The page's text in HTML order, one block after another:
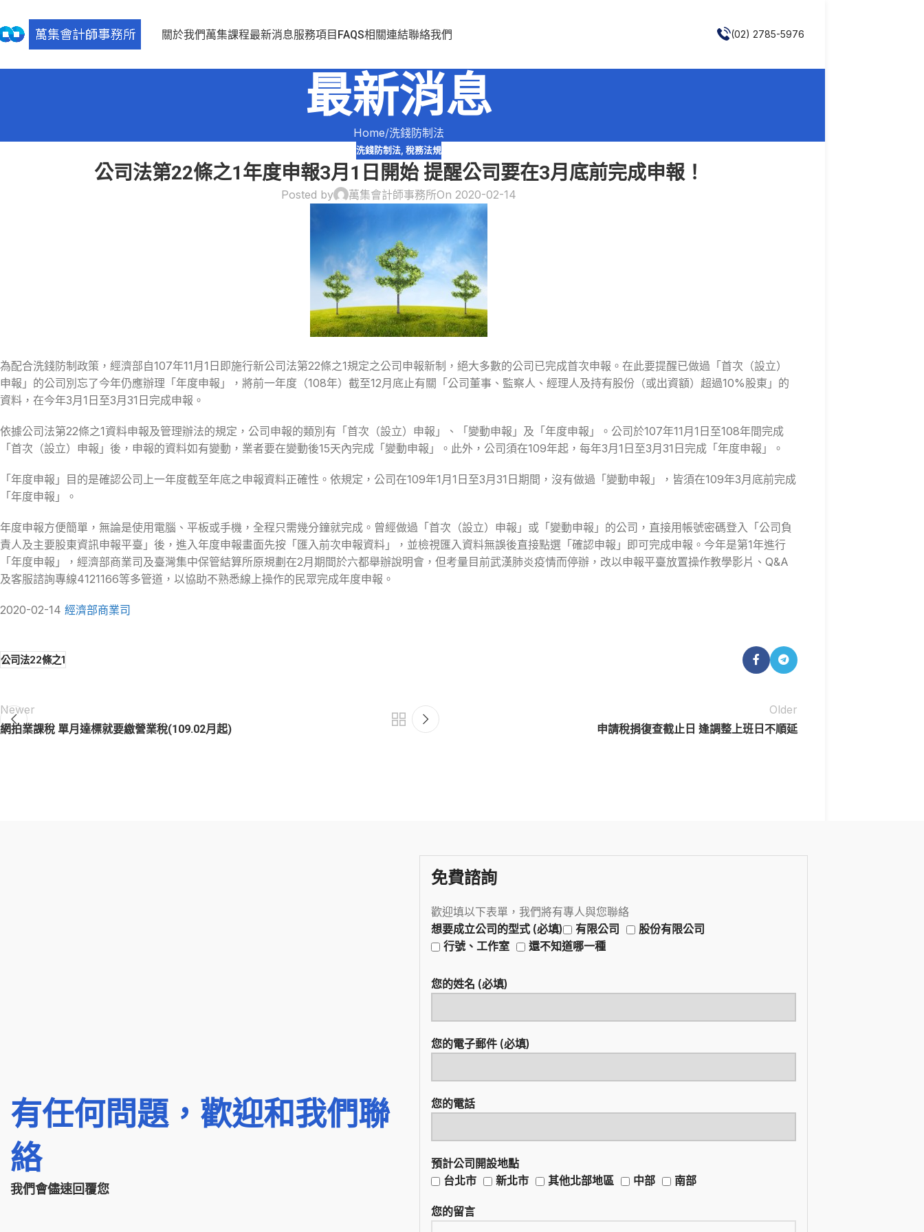
關於我們萬集課程最新消息服務項目 FAQS相關連結聯絡我們 (02) 2785-5976
最新消息
Home 洗錢防制法
洗錢防制法, 稅務法規
公司法第22條之1年度申報3月1日開始 提醒公司要在3月底前完成申報！
Posted by 萬集會計師事務所On 2020-02-14
為配合洗錢防制政策，經濟部自107年11月1日即施行新公司法第22條之1規定之公司申報新制，絕大多數的公司已完成首次申報。在此要提醒已做過「首次（設立）
申報」的公司別忘了今年仍應辦理「年度申報」，將前一年度（108年）截至12月底止有關「公司董事、監察人、經理人及持有股份（或出資額）超過10%股東」的
資料，在今年3月1日至3月31日完成申報。
依據公司法第22條之1資料申報及管理辦法的規定，公司申報的類別有「首次（設立）申報」、「變動申報」及「年度申報」。公司於107年11月1日至108年間完成
「首次（設立）申報」後，申報的資料如有變動，業者要在變動後15天內完成「變動申報」。此外，公司須在109年起，每年3月1日至3月31日完成「年度申報」。
「年度申報」目的是確認公司上一年度截至年底之申報資料正確性。依規定，公司在109年1月1日至3月31日期間，沒有做過「變動申報」，皆須在109年3月底前完成
「年度申報」。
年度申報方便簡單，無論是使用電腦、平板或手機，全程只需幾分鐘就完成。曾經做過「首次（設立）申報」或「變動申報」的公司，直接用帳號密碼登入「公司負
責人及主要股東資訊申報平臺」後，進入年度申報畫面先按「匯入前次申報資料」，並檢視匯入資料無誤後直接點選「確認申報」即可完成申報。今年是第1年進行
「年度申報」，經濟部商業司及臺灣集中保管結算所原規劃在2月期間於六都舉辦說明會，但考量目前武漢肺炎疫情而停辦，改以申報平臺放置操作教學影片、Q&A
及客服諮詢專線4121166等多管道，以協助不熟悉線上操作的民眾完成年度申報。
2020-02-14 經濟部商業司
公司法22條之1
Newer
網拍業課稅 單月達標就要繳營業稅(109.02月起)
Older
申請稅捐復查截止日 逢調整上班日不順延
有任何問題，歡迎和我們聯
絡
我們會儘速回覆您
免費諮詢
歡迎填以下表單，我們將有專人與您聯絡
想要成立公司的型式 (必填)
有限公司
股份有限公司
行號、工作室
還不知道哪一種
您的姓名 (必填)
您的電子郵件 (必填)
您的電話
預計公司開設地點
台北市
新北市 其他北部地區 中部 南部
您的留言